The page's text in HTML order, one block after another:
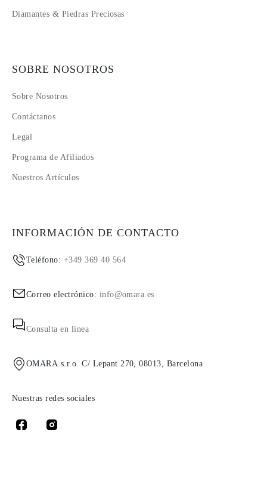
Diamantes & Piedras Preciosas
SOBRE NOSOTROS
Sobre Nosotros
Contáctanos
Legal
Programa de Afiliados
Nuestros Artículos
INFORMACIÓN DE CONTACTO
Teléfono: +349 369 40 564
Correo electrónico: info@omara.es
Consulta en línea
OMARA s.r.o. C/ Lepant 270, 08013, Barcelona
Nuestras redes sociales